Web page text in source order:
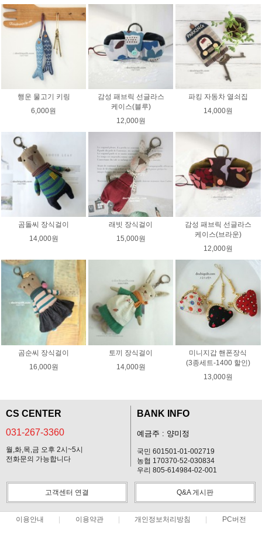
행운 물고기 키링
6,000원
감성 패브릭 선글라스
케이스(블루)
12,000원
파킹 자동차 열쇠집
14,000원
곰돌씨 장식걸이
14,000원
래빗 장식걸이
15,000원
감성 패브릭 선글라스
케이스(브라운)
12,000원
곰순씨 장식걸이
16,000원
토끼 장식걸이
14,000원
미니지갑 핸폰장식
(3종세트-1400 할인)
13,000원
CS CENTER
031-267-3360
월,화,목,금 오후 2시~5시
전화문의 가능합니다
BANK INFO
예금주 : 양미정
국민 601501-01-002719
농협 170370-52-030834
우리 805-614984-02-001
고객센터 연결 Q&A 게시판
이용안내 이용약관 개인정보처리방침 PC버전